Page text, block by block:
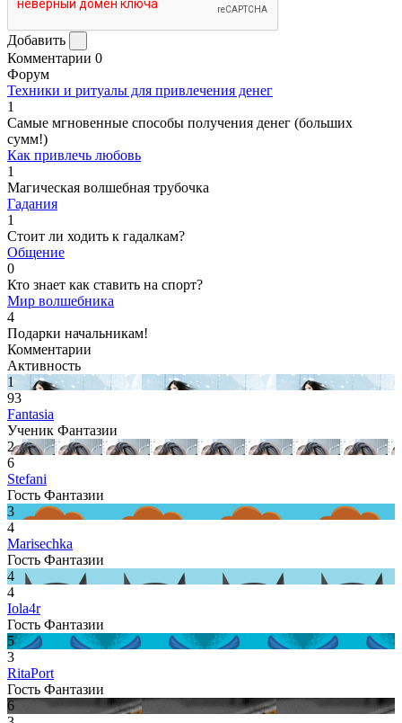
Добавить
Комментарии 0
Форум
Техники и ритуалы для привлечения денег
1
Самые мгновенные способы получения денег (больших
сумм!)
Как привлечь любовь
1
Магическая волшебная трубочка
Гадания
1
Стоит ли ходить к гадалкам?
Общение
0
Кто знает как ставить на спорт?
Мир волшебника
4
Подарки начальникам!
Комментарии
Активность
1
93
Fantasia
Ученик Фантазии
2
6
Stefani
Гость Фантазии
3
4
Marisechka
Гость Фантазии
4
4
Iola4r
Гость Фантазии
5
3
RitaPort
Гость Фантазии
6